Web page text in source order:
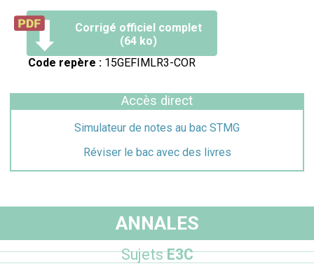
Corrigé officiel complet
(64 ko)
Code repère : 15GEFIMLR3-COR
Accès direct
Simulateur de notes au bac STMG
Réviser le bac avec des livres
ANNALES
SujetsE3C